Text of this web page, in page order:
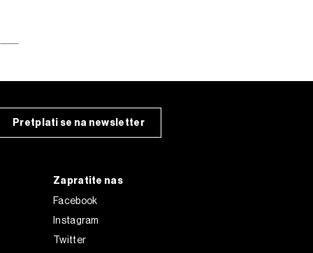
Pretplati se na newsletter
Zapratite nas
Facebook
Instagram
Twitter